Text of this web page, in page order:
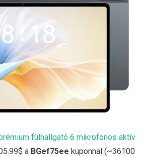
fülhallgató 6 mikrofonos aktív
a BGef75ee kuponnal (~36100